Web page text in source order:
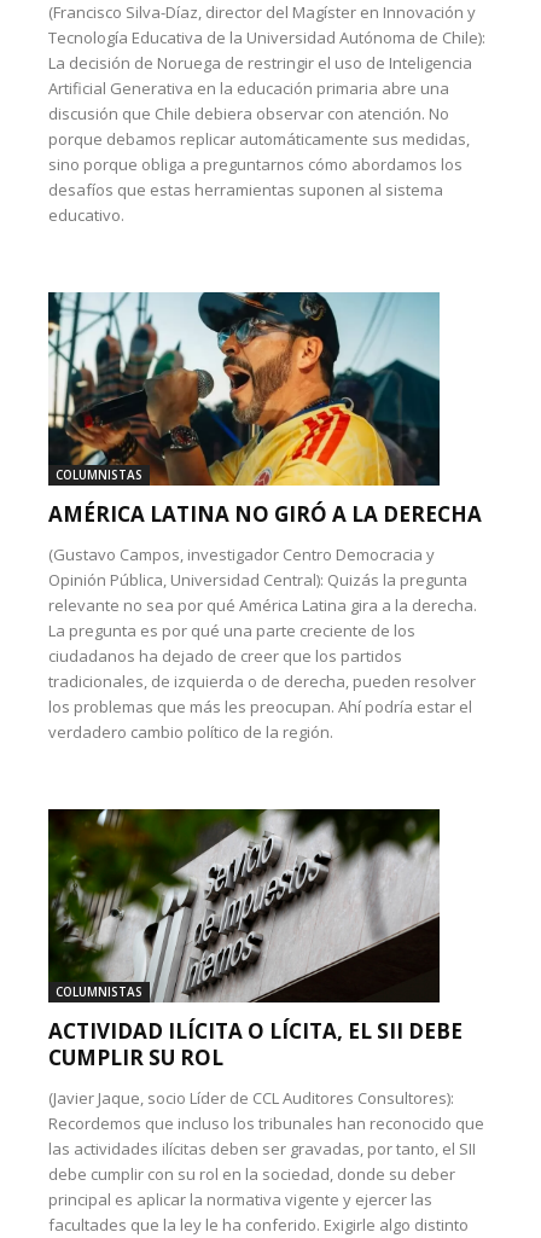
(Francisco Silva-Díaz, director del Magíster en Innovación y
Tecnología Educativa de la Universidad Autónoma de Chile):
La decisión de Noruega de restringir el uso de Inteligencia
Artificial Generativa en la educación primaria abre una
discusión que Chile debiera observar con atención. No
porque debamos replicar automáticamente sus medidas,
sino porque obliga a preguntarnos cómo abordamos los
desafíos que estas herramientas suponen al sistema
educativo.
COLUMNISTAS
AMÉRICA LATINA NO GIRÓ A LA DERECHA
(Gustavo Campos, investigador Centro Democracia y
Opinión Pública, Universidad Central): Quizás la pregunta
relevante no sea por qué América Latina gira a la derecha.
La pregunta es por qué una parte creciente de los
ciudadanos ha dejado de creer que los partidos
tradicionales, de izquierda o de derecha, pueden resolver
los problemas que más les preocupan. Ahí podría estar el
verdadero cambio político de la región.
COLUMNISTAS
ACTIVIDAD ILÍCITA O LÍCITA, EL SII DEBE
CUMPLIR SU ROL
(Javier Jaque, socio Líder de CCL Auditores Consultores):
Recordemos que incluso los tribunales han reconocido que
las actividades ilícitas deben ser gravadas, por tanto, el SII
debe cumplir con su rol en la sociedad, donde su deber
principal es aplicar la normativa vigente y ejercer las
facultades que la ley le ha conferido. Exigirle algo distinto